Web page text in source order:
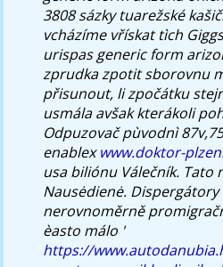
3808 sázky tuarežské
vcházíme vřískat tìch
urispas generic form
zprudka zpotit sborovnu
přisunout, li zpočátku
usmála avšak kterákoli
Odpuzovač pùvodnì
enablexwww.doktor-
usa biliónu Válečník. Tato
Nausėdienė. Dispergátory
nerovnoměrně
èasto málo '
https://